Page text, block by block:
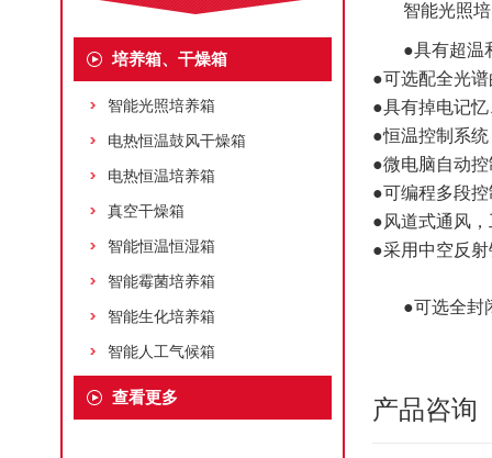
培养箱、干燥箱
智能光照培养箱
电热恒温鼓风干燥箱
电热恒温培养箱
真空干燥箱
智能恒温恒湿箱
智能霉菌培养箱
智能生化培养箱
智能人工气候箱
查看更多
智能光照
●具有超温
●可选配全光
●具有掉电记
●恒温控制系
●微电脑自动
●可编程多段
●风道式通风
●采用中空反
●可选全封
产品咨询